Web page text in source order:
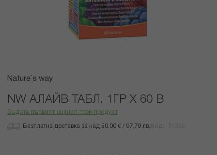
Преминете
началото
Nature`s way
NW АЛАЙВ ТАБЛ. 1ГР Х 60 B
Бъдете първият оценил този продукт
Безплатна доставка за над 50.00 € / 97,79 лв.